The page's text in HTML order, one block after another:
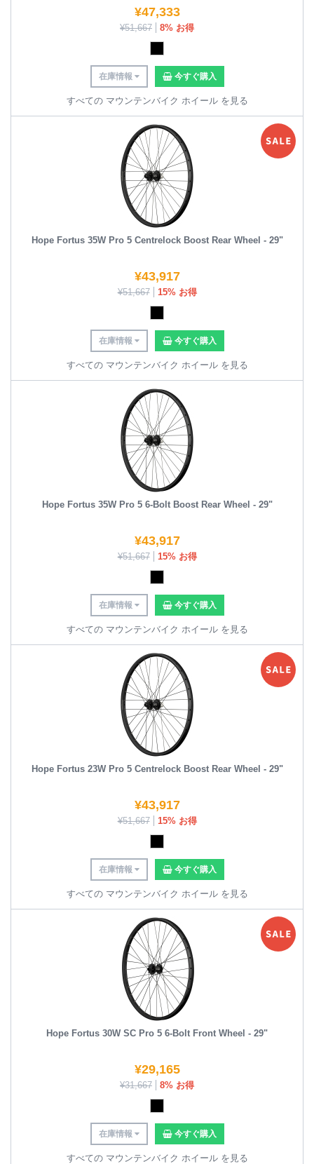
¥47,333
¥51,667 8% お得
在庫情報 今すぐ購入
すべての マウンテンバイク ホイール を見る
Hope Fortus 35W Pro 5 Centrelock Boost Rear Wheel - 29"
¥43,917
¥51,667 15% お得
在庫情報 今すぐ購入
すべての マウンテンバイク ホイール を見る
Hope Fortus 35W Pro 5 6-Bolt Boost Rear Wheel - 29"
¥43,917
¥51,667 15% お得
在庫情報 今すぐ購入
すべての マウンテンバイク ホイール を見る
Hope Fortus 23W Pro 5 Centrelock Boost Rear Wheel - 29"
¥43,917
¥51,667 15% お得
在庫情報 今すぐ購入
すべての マウンテンバイク ホイール を見る
Hope Fortus 30W SC Pro 5 6-Bolt Front Wheel - 29"
¥29,165
¥31,667 8% お得
在庫情報 今すぐ購入
すべての マウンテンバイク ホイール を見る